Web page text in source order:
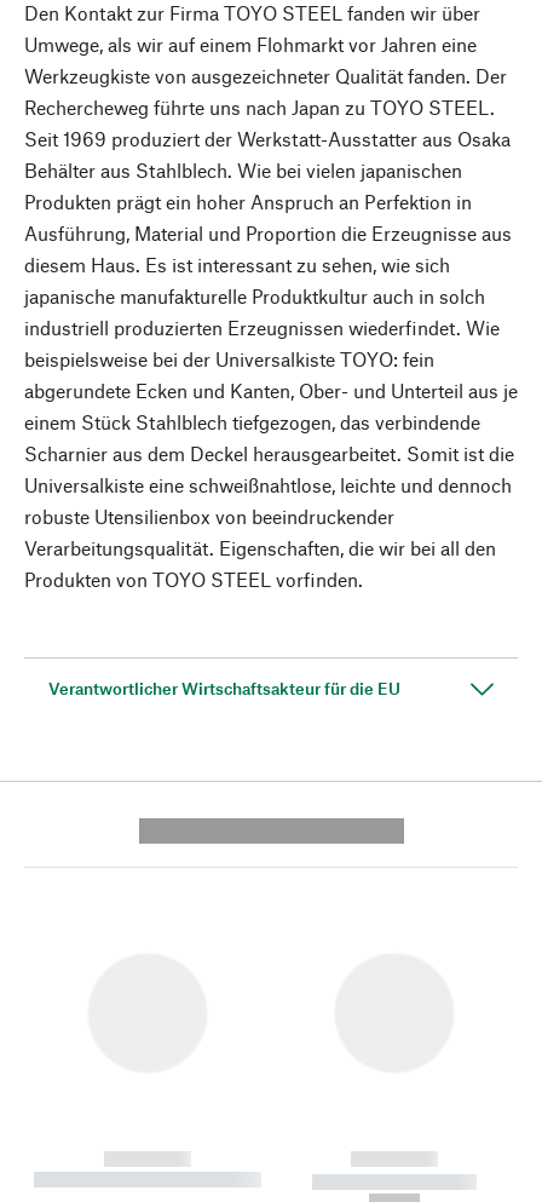
Den Kontakt zur Firma TOYO STEEL fanden wir über
Umwege, als wir auf einem Flohmarkt vor Jahren eine
Werkzeugkiste von ausgezeichneter Qualität fanden. Der
Rechercheweg führte uns nach Japan zu TOYO STEEL.
Seit 1969 produziert der Werkstatt-Ausstatter aus Osaka
Behälter aus Stahlblech. Wie bei vielen japanischen
Produkten prägt ein hoher Anspruch an Perfektion in
Ausführung, Material und Proportion die Erzeugnisse aus
diesem Haus. Es ist interessant zu sehen, wie sich
japanische manufakturelle Produktkultur auch in solch
industriell produzierten Erzeugnissen wiederfindet. Wie
beispielsweise bei der Universalkiste TOYO: fein
abgerundete Ecken und Kanten, Ober- und Unterteil aus je
einem Stück Stahlblech tiefgezogen, das verbindende
Scharnier aus dem Deckel herausgearbeitet. Somit ist die
Universalkiste eine schweißnahtlose, leichte und dennoch
robuste Utensilienbox von beeindruckender
Verarbeitungsqualität. Eigenschaften, die wir bei all den
Produkten von TOYO STEEL vorfinden.
Verantwortlicher Wirtschaftsakteur für die EU
------------
----------- ----------- --------
------------
----------- -----------